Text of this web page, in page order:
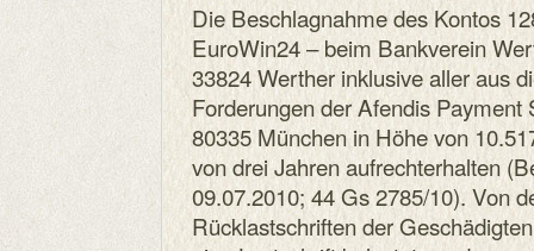
Die Beschlagnahme des Kontos
EuroWin24 – beim Bankverein
33824 Werther inklusive aller aus
Forderungen der Afendis
80335 München in Höhe von
von drei Jahren aufrechterhalten
09.07.2010; 44 Gs 2785/10). Von
Rücklastschriften der